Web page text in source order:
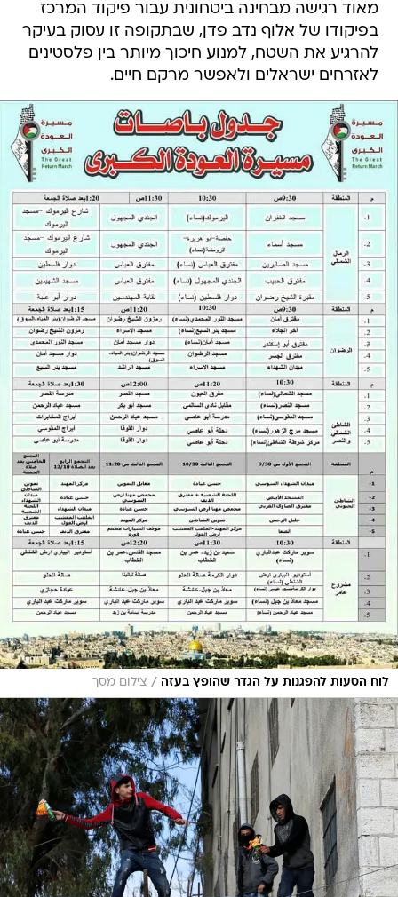
מאוד רגישה מבחינה ביטחונית עבור פיקוד המרכז
בפיקודו של אלוף נדב פדן, שבתקופה זו עסוק בעיקר
להרגיע את השטח, למנוע חיכוך מיותר בין פלסטינים
לאזרחים ישראלים ולאפשר מרקם חיים.
לוח הסעות להפגנות על הגדר שהופץ בעזה / צילום מסך